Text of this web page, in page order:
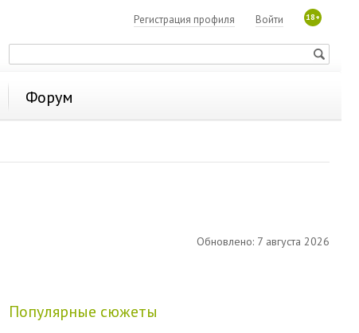
18+
Войти
Регистрация профиля
Форум
Обновлено: 7 августа 2026
Популярные сюжеты